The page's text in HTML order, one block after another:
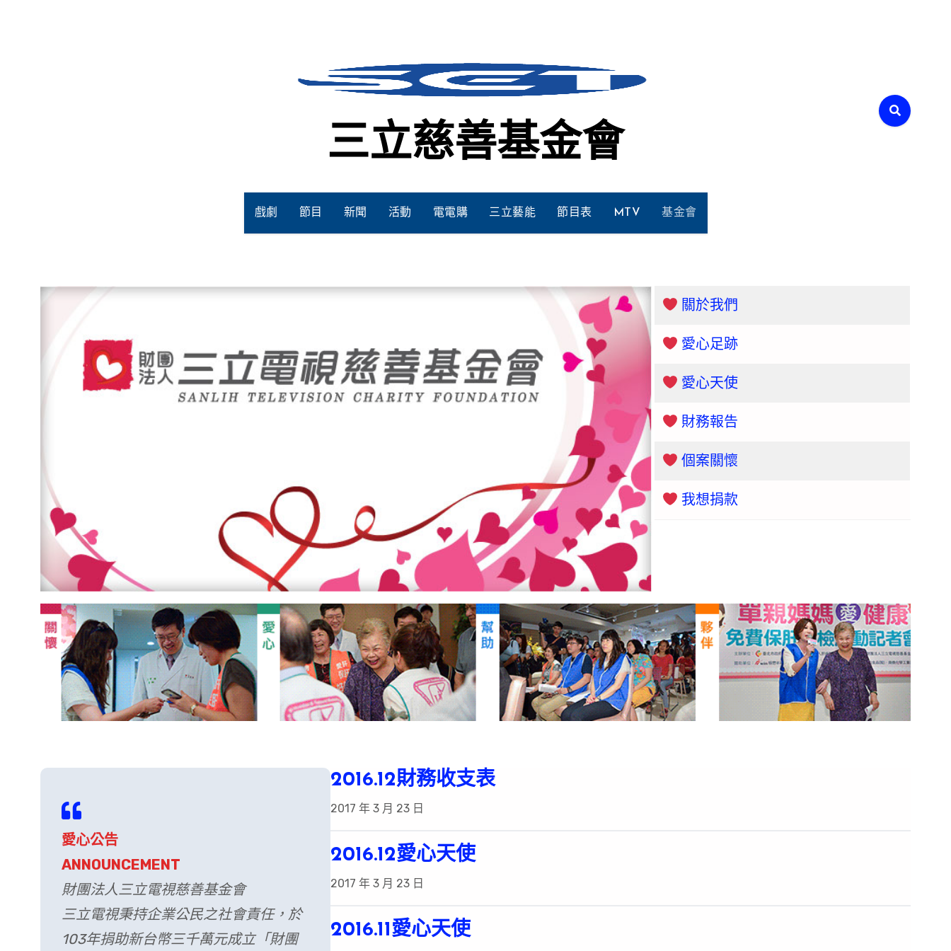
三立慈善基金會
戲劇 節目 新聞 活動 電電購 三立藝能 節目表 MTV 基金會
關於我們
愛心足跡
愛心天使
財務報告
個案關懷
我想捐款
愛心公告
ANNOUNCEMENT
財團法人三立電視慈善基金會
三立電視秉持企業公民之社會責任，於
103年捐助新台幣三千萬元成立「財團
2016.12財務收支表
2017 年 3 月 23 日
2016.12愛心天使
2017 年 3 月 23 日
2016.11愛心天使